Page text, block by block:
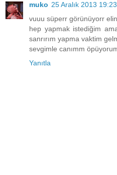
muko 25 Aralık 2013 19:23
vuuu süperr görünüyorr
hep yapmak istediğim
sanrırım yapma vaktim
sevgimle canımm
Yanıtla